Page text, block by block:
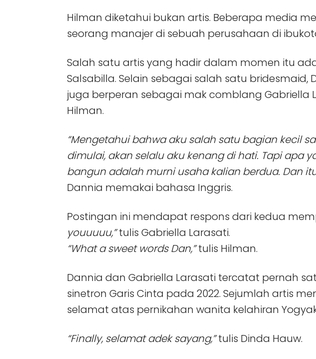
Hilman diketahui bukan artis. Beberapa media
seorang manajer di sebuah perusahaan di
Salah satu artis yang hadir dalam momen itu
Salsabilla. Selain sebagai salah satu bridesmaid,
juga berperan sebagai mak comblang Gabriella
Hilman.
“Mengetahui bahwa aku salah satu bagian kecil
dimulai, akan selalu aku kenang di hati. Tapi apa
bangun adalah murni usaha kalian berdua. Dan
Dannia memakai bahasa Inggris.
Postingan ini mendapat respons dari kedua
youuuuu,”tulis Gabriella Larasati.
“What a sweet words Dan,”tulis Hilman.
Dannia dan Gabriella Larasati tercatat pernah
sinetron Garis Cinta pada 2022. Sejumlah artis
selamat atas pernikahan wanita kelahiran
“Finally, selamat adek sayang,”tulis Dinda Hauw.